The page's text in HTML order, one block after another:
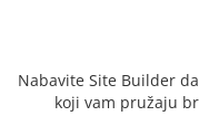
Nabavite Site Builder
koji vam pružaju